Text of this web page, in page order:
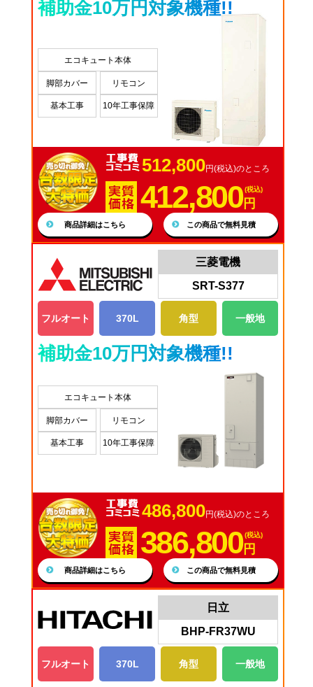
補助金10万円対象機種!!
エコキュート本体
脚部カバー リモコン
基本工事 10年工事保障
512,800円(税込)のところ
412,800(税込)
円
商品詳細はこちら この商品で無料見積
三菱電機
SRT-S377
フルオート 370L 角型 一般地
補助金10万円対象機種!!
エコキュート本体
脚部カバー リモコン
基本工事 10年工事保障
486,800円(税込)のところ
386,800(税込)
円
商品詳細はこちら この商品で無料見積
日立
BHP-FR37WU
フルオート 370L 角型 一般地